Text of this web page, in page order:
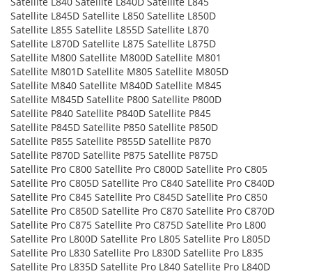
Satellite L845D Satellite L850 Satellite L850D
Satellite L855 Satellite L855D Satellite L870
Satellite L870D Satellite L875 Satellite L875D
Satellite M800 Satellite M800D Satellite M801
Satellite M801D Satellite M805 Satellite M805D
Satellite M840 Satellite M840D Satellite M845
Satellite M845D Satellite P800 Satellite P800D
Satellite P840 Satellite P840D Satellite P845
Satellite P845D Satellite P850 Satellite P850D
Satellite P855 Satellite P855D Satellite P870
Satellite P870D Satellite P875 Satellite P875D
Satellite Pro C800 Satellite Pro C800D Satellite Pro C805
Satellite Pro C805D Satellite Pro C840 Satellite Pro C840D
Satellite Pro C845 Satellite Pro C845D Satellite Pro C850
Satellite Pro C850D Satellite Pro C870 Satellite Pro C870D
Satellite Pro C875 Satellite Pro C875D Satellite Pro L800
Satellite Pro L800D Satellite Pro L805 Satellite Pro L805D
Satellite Pro L830 Satellite Pro L830D Satellite Pro L835
Satellite Pro L835D Satellite Pro L840 Satellite Pro L840D